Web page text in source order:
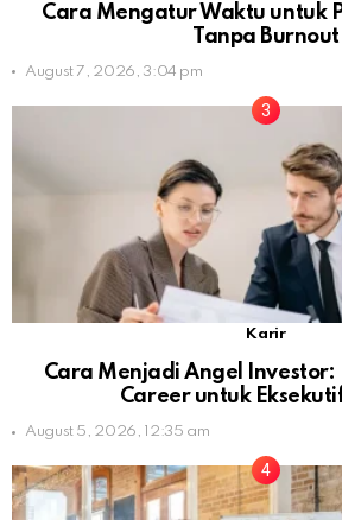
Cara Mengatur Waktu untuk
Tanpa Burnout
August 7, 2026, 3:04 pm
Karir
Cara Menjadi Angel Investor:
Career untuk
August 5, 2026, 12:35 am